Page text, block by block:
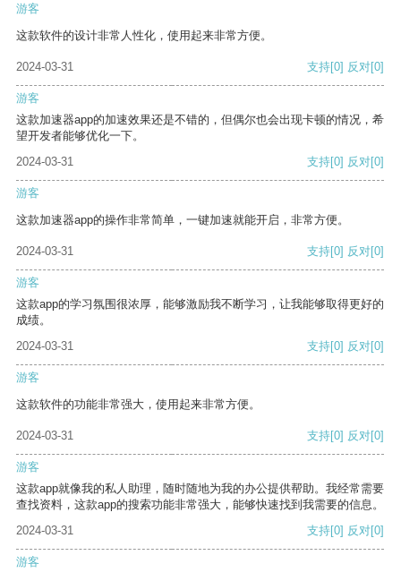
游客
这款软件的设计非常人性化，使用起来非常方便。
2024-03-31 支持[0] 反对[0]
游客
这款加速器app的加速效果还是不错的，但偶尔也会出现卡顿的情况，希
望开发者能够优化一下。
2024-03-31
支持[0] 反对[0]
游客
这款加速器app的操作非常简单，一键加速就能开启，非常方便。
2024-03-31 支持[0] 反对[0]
游客
这款app的学习氛围很浓厚，能够激励我不断学习，让我能够取得更好的
成绩。
2024-03-31
支持[0] 反对[0]
游客
这款软件的功能非常强大，使用起来非常方便。
2024-03-31 支持[0] 反对[0]
游客
这款app就像我的私人助理，随时随地为我的办公提供帮助。我经常需要
查找资料，这款app的搜索功能非常强大，能够快速找到我需要的信息。
2024-03-31
支持[0] 反对[0]
游客